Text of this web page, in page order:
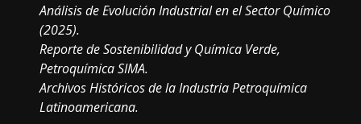
Análisis de Evolución Industrial en el Sector Químico
(2025).
Reporte de Sostenibilidad y Química Verde,
Petroquímica SIMA.
Archivos Históricos de la Industria Petroquímica
Latinoamericana.